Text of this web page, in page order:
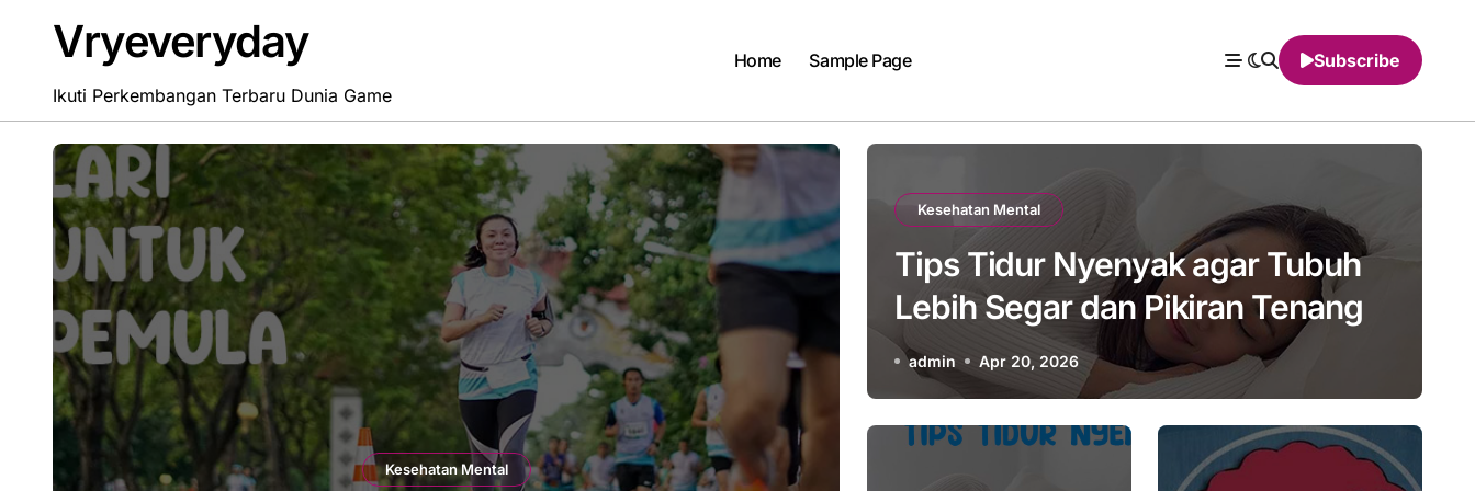
Vryeveryday
Ikuti Perkembangan Terbaru Dunia Game
Home Sample Page Subscribe
Kesehatan Mental Kesehatan Mental
Kesehatan Mental
Tips Tidur Nyenyak agar Tubuh
Lebih Segar dan Pikiran Tenang
admin Apr 20, 2026